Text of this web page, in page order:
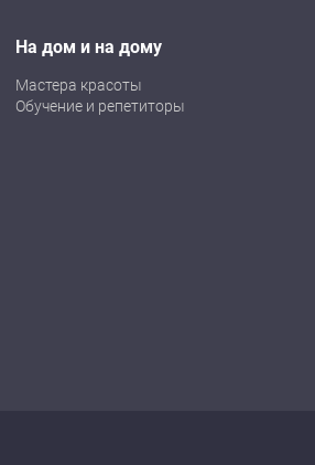
На дом и на дому
Мастера красоты
Обучение и репетиторы